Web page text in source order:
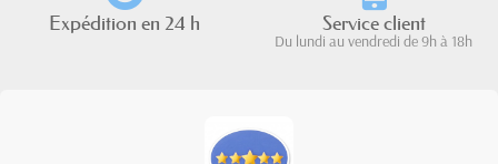
Expédition en 24 h Service client
Du lundi au vendredi de 9h à 18h